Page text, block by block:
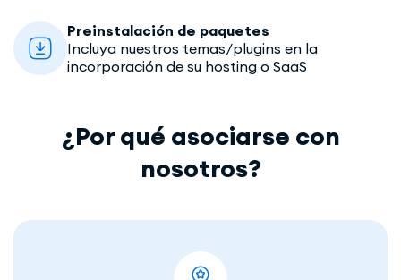
Preinstalación de paquetes
Incluya nuestros temas/plugins en la
incorporación de su hosting o SaaS
¿Por qué asociarse con
nosotros?